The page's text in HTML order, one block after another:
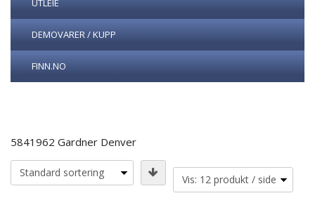
UTLEIE
DEMOVARER / KUPP
FINN.NO
5841962 Gardner Denver